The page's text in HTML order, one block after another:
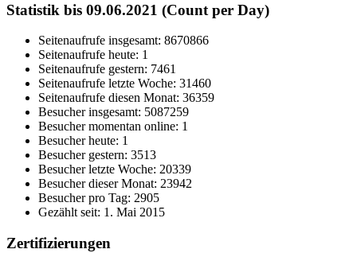
Statistik bis 09.06.2021 (Count per Day)
Seitenaufrufe insgesamt: 8670866
Seitenaufrufe heute: 1
Seitenaufrufe gestern: 7461
Seitenaufrufe letzte Woche: 31460
Seitenaufrufe diesen Monat: 36359
Besucher insgesamt: 5087259
Besucher momentan online: 1
Besucher heute: 1
Besucher gestern: 3513
Besucher letzte Woche: 20339
Besucher dieser Monat: 23942
Besucher pro Tag: 2905
Gezählt seit: 1. Mai 2015
Zertifizierungen